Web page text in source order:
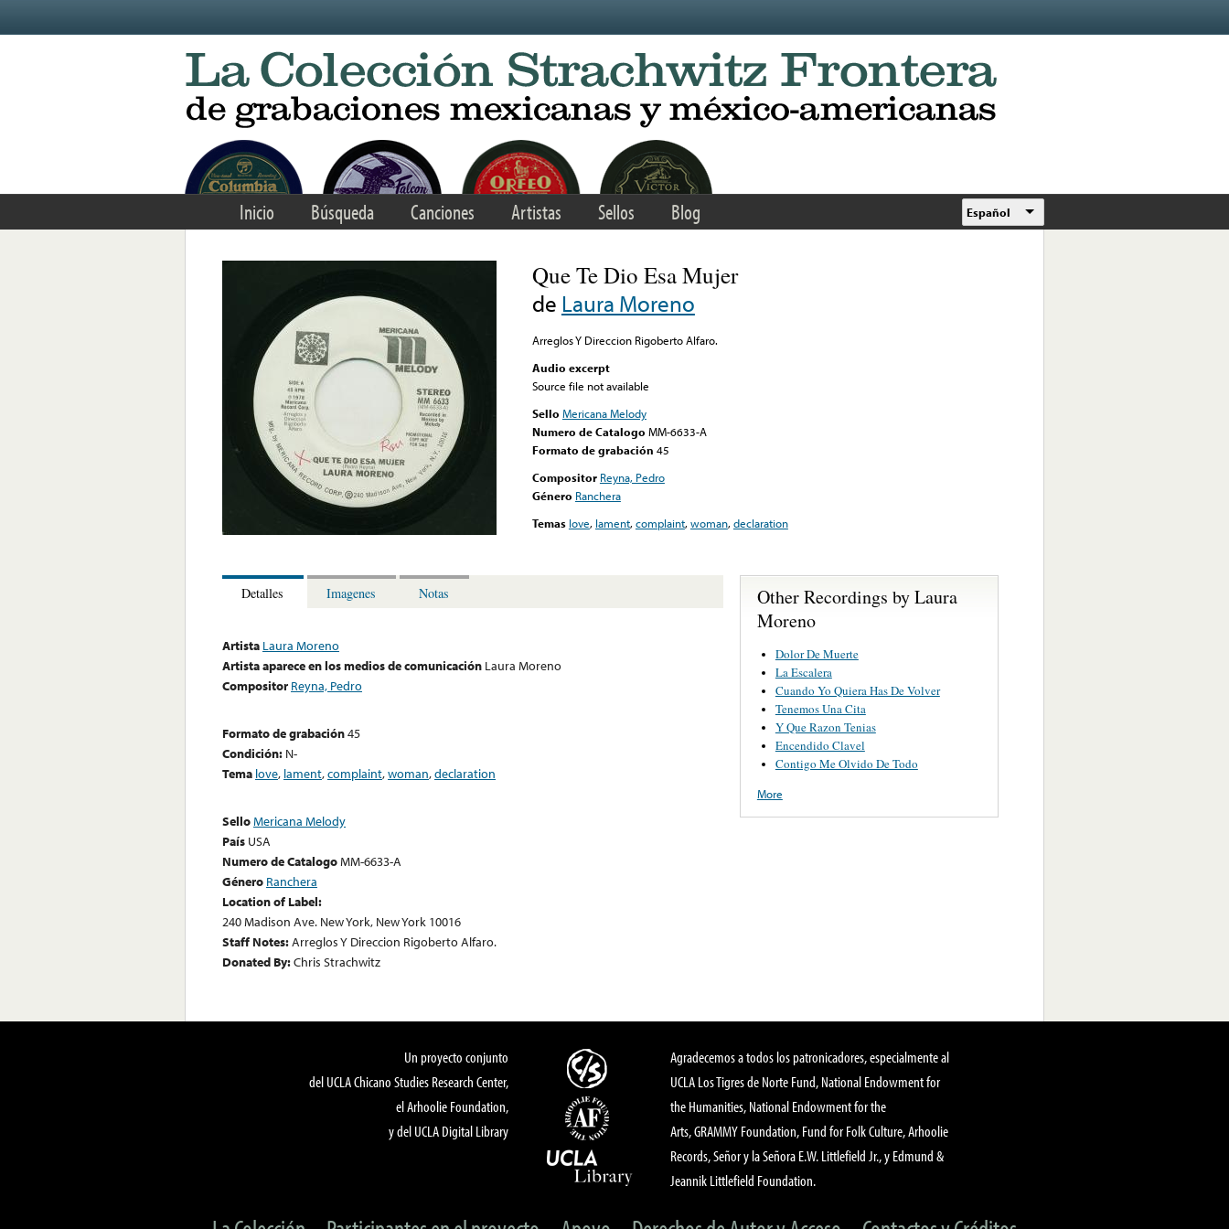
Inicio Búsqueda Canciones Artistas Sellos Blog Español
Que Te Dio Esa Mujer
de Laura Moreno
Arreglos Y Direccion Rigoberto Alfaro.
Audio excerpt
Source file not available
Sello Mericana Melody
Numero de Catalogo MM-6633-A
Formato de grabación 45
Compositor Reyna, Pedro
Género Ranchera
Temas love, lament,complaint,woman,declaration
Detalles Imagenes Notas
Artista Laura Moreno
Artista aparece en los medios de comunicación Laura Moreno
Compositor Reyna, Pedro
Formato de grabación45
Condición: N-
Tema love, lament,complaint,woman,declaration
SelloMericana Melody
País USA
Numero de CatalogoMM-6633-A
Género Ranchera
Location of Label:
240 Madison Ave. New York, New York 10016
Staff Notes:Arreglos Y Direccion Rigoberto Alfaro.
Donated By:Chris Strachwitz
Other Recordings by Laura
Moreno
Dolor De Muerte
La Escalera
Cuando Yo Quiera Has De Volver
Tenemos Una Cita
Y Que Razon Tenias
Encendido Clavel
Contigo Me Olvido De Todo
More
Un proyecto conjunto
del UCLA Chicano Studies Research Center,
el Arhoolie Foundation,
y del UCLA Digital Library
Agradecemos a todos los patronicadores, especialmente al
UCLA Los Tigres de Norte Fund, National Endowment for
the Humanities, National Endowment for the
Arts, GRAMMY Foundation, Fund for Folk Culture, Arhoolie
Records, Señor y la Señora E.W. Littlefield Jr., y Edmund &
Jeannik Littlefield Foundation.